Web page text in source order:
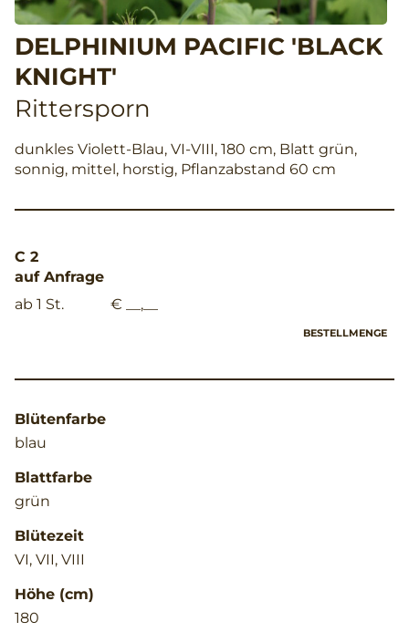
DELPHINIUM PACIFIC 'BLACK
KNIGHT'
Rittersporn
dunkles Violett-Blau, VI-VIII, 180 cm, Blatt grün,
sonnig, mittel, horstig, Pflanzabstand 60 cm
C 2
auf Anfrage
ab 1 St.
€ __,__
BESTELLMENGE
Blütenfarbe
blau
Blattfarbe
grün
Blütezeit
VI, VII, VIII
Höhe (cm)
180